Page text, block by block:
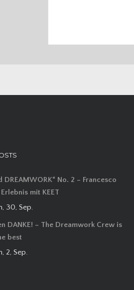
DREAMWORK“ No. 2 – Francesco
mit KEET
30, Sep.
DANKE! – The Dreamwork Crew is
best
2, Sep.